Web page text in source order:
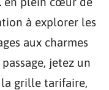
à explorer les
aux charmes
jetez un
grille tarifaire,